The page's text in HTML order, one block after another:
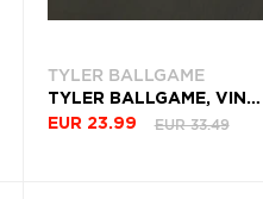
TYLER BALLGAME
TYLER BALLGAME, VINYL FOR THE FIRST TIME, AGAIN
EUR 23.99
EUR 33.49